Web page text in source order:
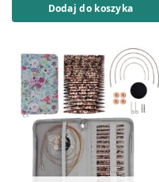
Dodaj do koszyka